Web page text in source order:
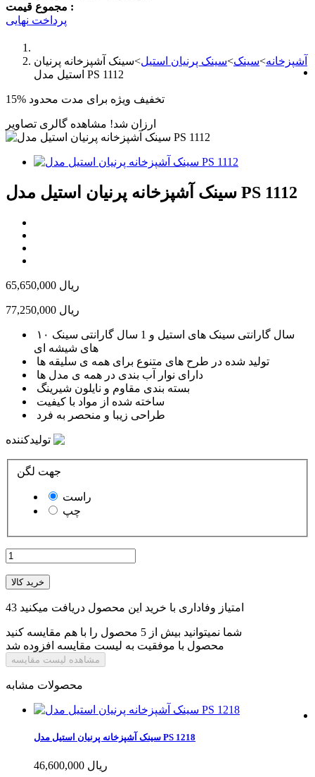
مجموع قیمت :
پرداخت نهایی
آشپزخانه>سینک>سینک پرنیان استیل>سینک آشپزخانه پرنیان
استیل مدل PS 1112
15% تخفیف ویژه برای مدت محدود
ارزان شد! مشاهده گالری تصاویر
سینک آشپزخانه پرنیان استیل مدل PS 1112
65,650,000 ریال
77,250,000 ریال
۱۰ سال گارانتی سینک های استیل و 1 سال گارانتی سینک
های شیشه ای
تولید شده در طرح های متنوع برای همه ی سلیقه ها
دارای نوار آب بندی در همه ی مدل ها
بسته بندی مقاوم و نایلون شیرینگ
ساخته شده از مواد با کیفیت
طراحی زیبا و منحصر به فرد
تولیدکننده
راست
چپ
خرید کالا
43 امتیاز وفاداری با خرید این محصول دریافت میکنید
شما نمیتوانید بیش از 5 محصول را با هم مقایسه کنید
محصول با موفقیت به لیست مقایسه افزوده شد
مشاهده لیست مقایسه
محصولات مشابه
سینک آشپزخانه پرنیان استیل مدل PS 1218
46,600,000 ریال